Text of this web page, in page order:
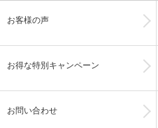
お客様の声
お得な特別キャンペーン
お問い合わせ